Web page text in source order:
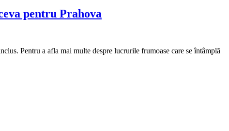
pentru Prahova
Pentru a afla mai multe despre lucrurile frumoase care se întâmplă